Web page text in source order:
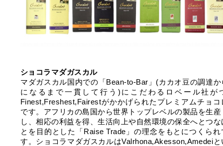
ショコラマダガスカル
マダガスカル国内での「Bean-to-Bar」(カカオ豆の調達か
になるまで一貫して行う)にこだわるロベール社が
Finest,Freshest,Fairestがかかげられたプレミアムチョコ
です。アフリカの島国から世界トップレベルの製品を生
し、相応の利益を得、生活向上や自然環境の保全へとつ
とを目的とした「Raise Trade」の理念をもとにつくられ
す。ショコラマダガスカルはValrhona,Akesson,Amedeiと